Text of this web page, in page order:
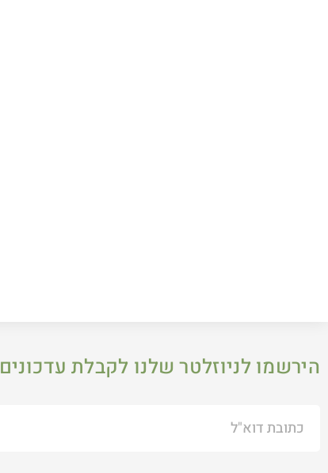
הירשמו לניוזלטר שלנו לקבלת עדכונים